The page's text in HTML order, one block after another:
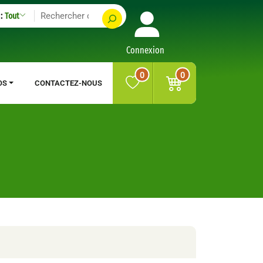
Tout
Connexion
CONTACTEZ-NOUS
0 0